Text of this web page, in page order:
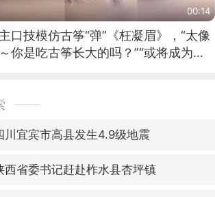
00:14
口技模仿古筝“弹”《枉凝眉》，“太像
你是吃古筝长大的吗？”“或将成为首
川宜宾市高县发生4.9级地震
西省委书记赶赴柞水县杏坪镇